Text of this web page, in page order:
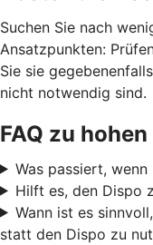
Suchen Sie nach
Ansatzpunkten:
Sie sie
nicht notwendig sind.
FAQ zu
Was passiert,
Hilft es, den Dispo
Wann ist es
statt den Dispo zu